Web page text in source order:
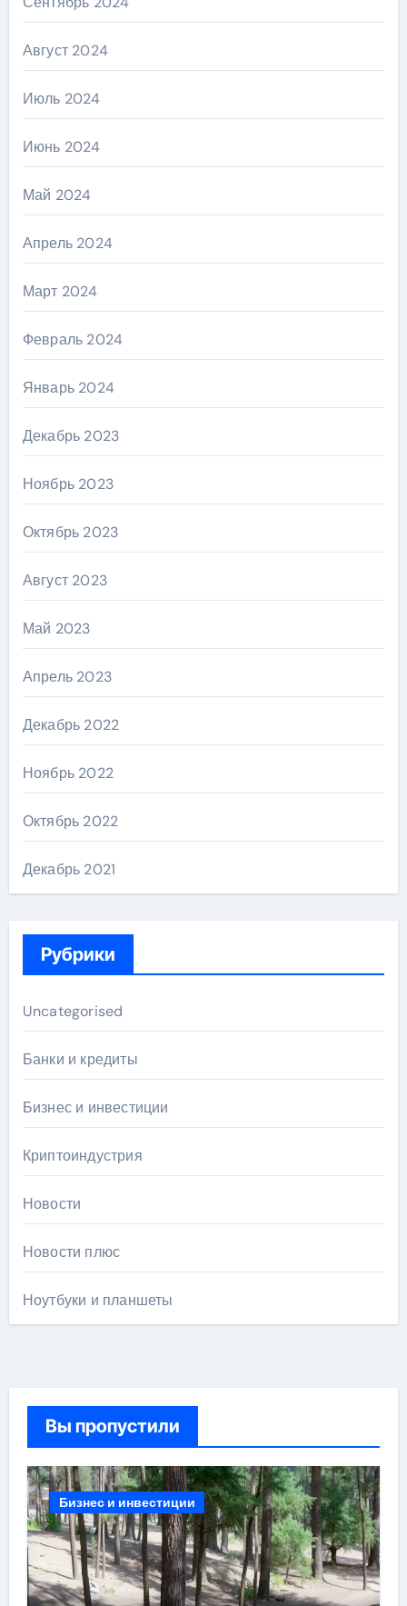
Август 2024
Июль 2024
Июнь 2024
Май 2024
Апрель 2024
Март 2024
Февраль 2024
Январь 2024
Декабрь 2023
Ноябрь 2023
Октябрь 2023
Август 2023
Май 2023
Апрель 2023
Декабрь 2022
Ноябрь 2022
Октябрь 2022
Декабрь 2021
Рубрики
Uncategorised
Банки и кредиты
Бизнес и инвестиции
Криптоиндустрия
Новости
Новости плюс
Ноутбуки и планшеты
Вы пропустили
Бизнес и инвестиции